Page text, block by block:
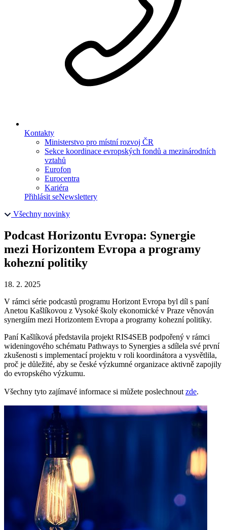
Kontakty
Ministerstvo pro místní rozvoj ČR
Sekce koordinace evropských fondů a mezinárodních
vztahů
Eurofon
Eurocentra
Kariéra
Přihlásit seNewslettery
Všechny novinky
Podcast Horizontu Evropa: Synergie
mezi Horizontem Evropa a programy
kohezní politiky
18. 2. 2025
V rámci série podcastů programu Horizont Evropa byl díl s paní
Anetou Kašlíkovou z Vysoké školy ekonomické v Praze věnován
synergiím mezi Horizontem Evropa a programy kohezní politiky.
Paní Kašlíková představila projekt RIS4SEB podpořený v rámci
wideningového schématu Pathways to Synergies a sdílela své první
zkušenosti s implementací projektu v roli koordinátora a vysvětlila,
proč je důležité, aby se české výzkumné organizace aktivně zapojily
do evropského výzkumu.
Všechny tyto zajímavé informace si můžete poslechnout zde.